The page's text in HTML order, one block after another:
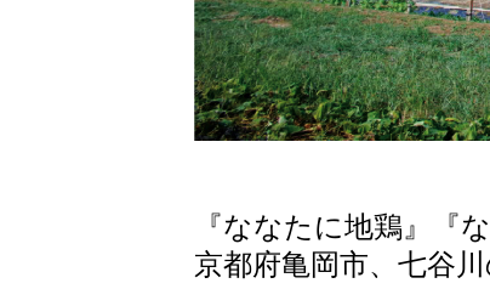
『ななたに地鶏』『
京都府亀岡市、七谷